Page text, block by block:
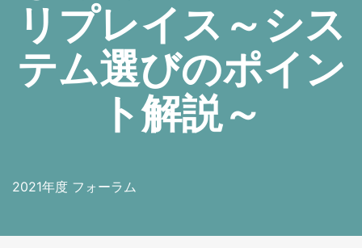
リプレイス～シス
テム選びのポイン
ト解説～
2021年度 フォーラム